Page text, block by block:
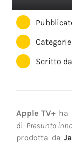
Scritto
Apple TV+ha
di Presunto
prodotta da